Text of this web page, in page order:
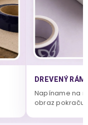
DREVENÝ
Napíname na
obraz